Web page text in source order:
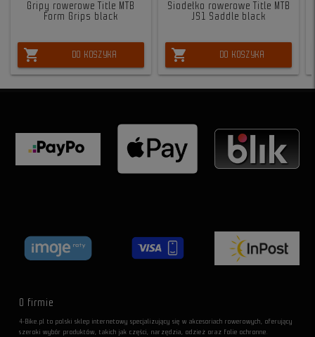
Gripy rowerowe Title MTB
Form Grips black
shopping_cart DO KOSZYKA
Siodełko rowerowe Title MTB
JS1 Saddle black
shopping_cart DO KOSZYKA
O firmie
4-Bike.pl to polski sklep internetowy specjalizujący się w akcesoriach rowerowych, oferujący
szeroki wybór produktów, takich jak części, narzędzia, odzież oraz folie ochronne.